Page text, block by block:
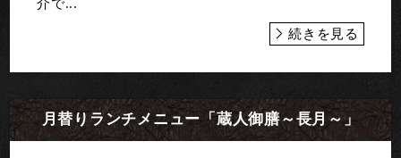
介で...
続きを見る
月替りランチメニュー「蔵人御膳～長月～」